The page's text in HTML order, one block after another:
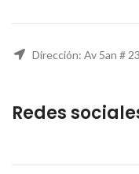
Dirección: Av 5an #
Redes